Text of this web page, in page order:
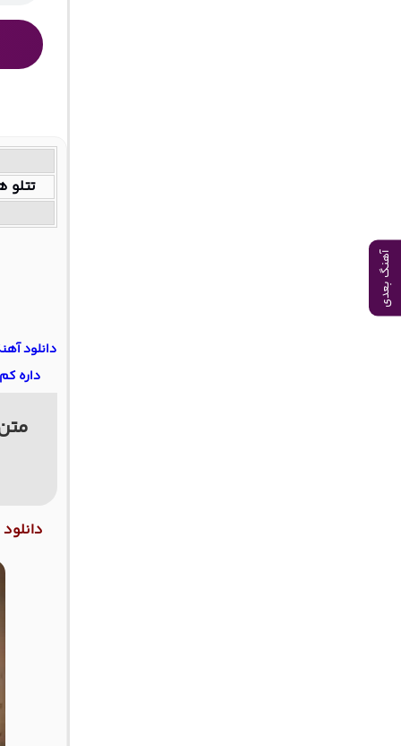
آهنگ بعدی
دانلود
داره